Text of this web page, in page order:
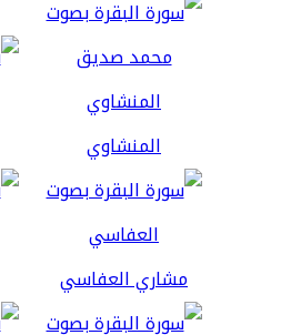
المنشاوي
مشاري العفاسي